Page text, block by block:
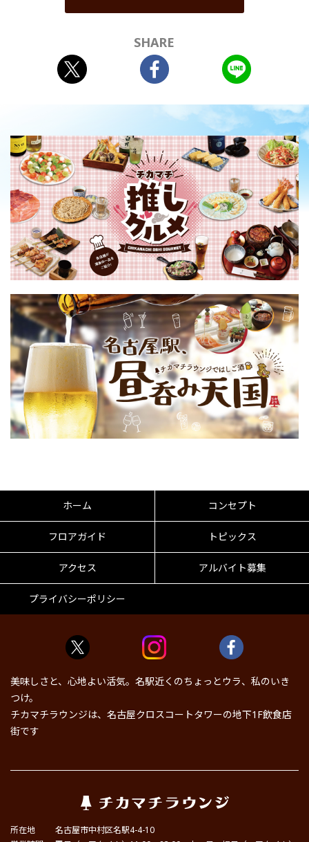
SHARE
ホーム コンセプト
フロアガイド トピックス
アクセス アルバイト募集
プライバシーポリシー
美味しさと、心地よい活気。名駅近くのちょっとウラ、私のいき
つけ。
チカマチラウンジは、名古屋クロスコートタワーの地下1F飲食店
街です
所在地
名古屋市中村区名駅4-4-10